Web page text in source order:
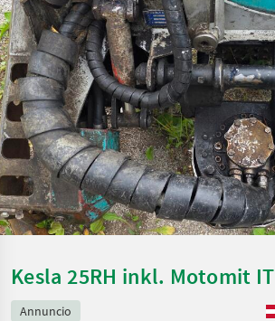
Kesla 25RH inkl. Motomit IT
Annuncio